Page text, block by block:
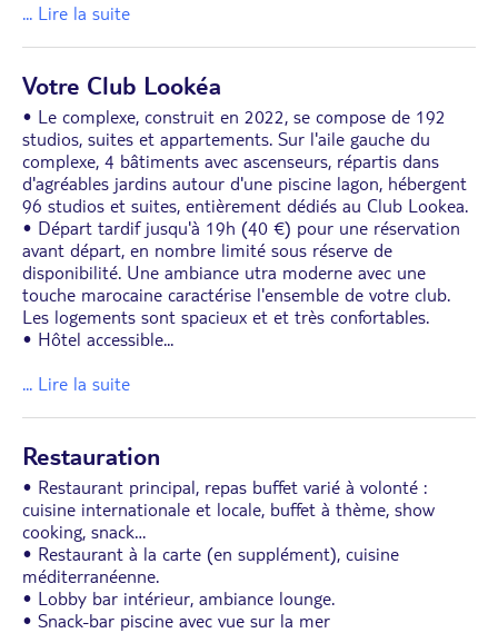
... Lire la suite
Votre Club Lookéa
• Le complexe, construit en 2022, se compose de 192
studios, suites et appartements. Sur l'aile gauche du
complexe, 4 bâtiments avec ascenseurs, répartis dans
d'agréables jardins autour d'une piscine lagon, hébergent
96 studios et suites, entièrement dédiés au Club Lookea.
• Départ tardif jusqu'à 19h (40 €) pour une réservation
avant départ, en nombre limité sous réserve de
disponibilité. Une ambiance utra moderne avec une
touche marocaine caractérise l'ensemble de votre club.
Les logements sont spacieux et et très confortables.
• Hôtel accessible...
... Lire la suite
Restauration
• Restaurant principal, repas buffet varié à volonté :
cuisine internationale et locale, buffet à thème, show
cooking, snack…
• Restaurant à la carte (en supplément), cuisine
méditerranéenne.
• Lobby bar intérieur, ambiance lounge.
• Snack-bar piscine avec vue sur la mer